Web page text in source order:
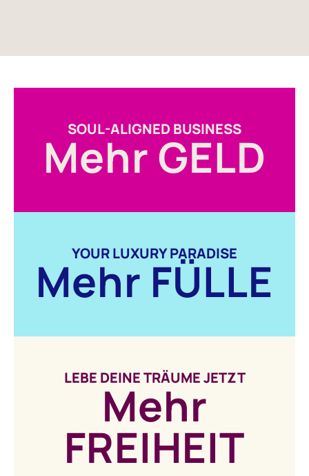
SOUL-ALIGNED BUSINESS
Mehr GELD
YOUR LUXURY PARADISE
Mehr FÜLLE
LEBE DEINE TRÄUME JETZT
Mehr
FREIHEIT